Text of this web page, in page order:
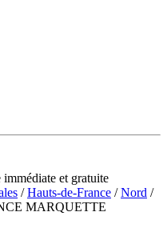
et gratuite
/Hauts-de-France /Nord /
MARQUETTE